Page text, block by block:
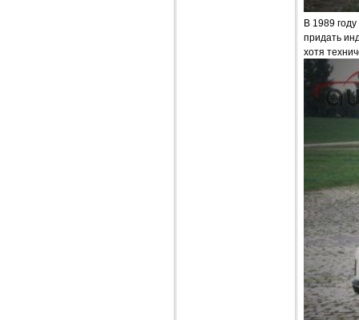
В 1989
придать
хотя